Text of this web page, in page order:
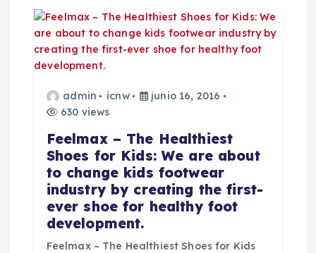
s
admin icnw
junio 16, 2016
630 views
Feelmax – The Healthiest
Shoes for Kids: We are about
to change kids footwear
industry by creating the first-
ever shoe for healthy foot
development.
Feelmax – The Healthiest Shoes for Kids